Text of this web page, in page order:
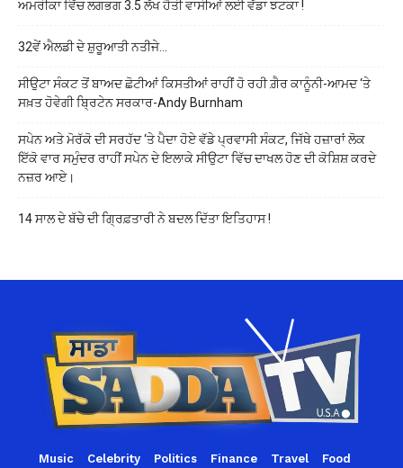
ਅਮਰੀਕਾ ਵਿੱਚ ਲਗਭਗ 3.5 ਲੱਖ ਹੈਤੀ ਵਾਸੀਆਂ ਲਈ ਵੱਡਾ ਝਟਕਾ !
32ਵੇਂ ਐਲਡੀ ਦੇ ਸ਼ੁਰੂਆਤੀ ਨਤੀਜੇ…
ਸੀਉਟਾ ਸੰਕਟ ਤੋਂ ਬਾਅਦ ਛੋਟੀਆਂ ਕਿਸਤੀਆਂ ਰਾਹੀਂ ਹੋ ਰਹੀ ਗ਼ੈਰ ਕਾਨੂੰਨੀ-ਆਮਦ ‘ਤੇ
ਸਖ਼ਤ ਹੋਵੇਗੀ ਬ੍ਰਿਟੇਨ ਸਰਕਾਰ-Andy Burnham
ਸਪੇਨ ਅਤੇ ਮੋਰੱਕੋ ਦੀ ਸਰਹੱਦ ‘ਤੇ ਪੈਦਾ ਹੋਏ ਵੱਡੇ ਪ੍ਰਵਾਸੀ ਸੰਕਟ, ਜਿੱਥੇ ਹਜ਼ਾਰਾਂ ਲੋਕ
ਇੱਕੋ ਵਾਰ ਸਮੁੰਦਰ ਰਾਹੀਂ ਸਪੇਨ ਦੇ ਇਲਾਕੇ ਸੀਉਟਾ ਵਿੱਚ ਦਾਖਲ ਹੋਣ ਦੀ ਕੋਸ਼ਿਸ਼ ਕਰਦੇ
ਨਜ਼ਰ ਆਏ।
14 ਸਾਲ ਦੇ ਬੱਚੇ ਦੀ ਗ੍ਰਿਫ਼ਤਾਰੀ ਨੇ ਬਦਲ ਦਿੱਤਾ ਇਤਿਹਾਸ !
Music Celebrity Politics Finance Travel
Food